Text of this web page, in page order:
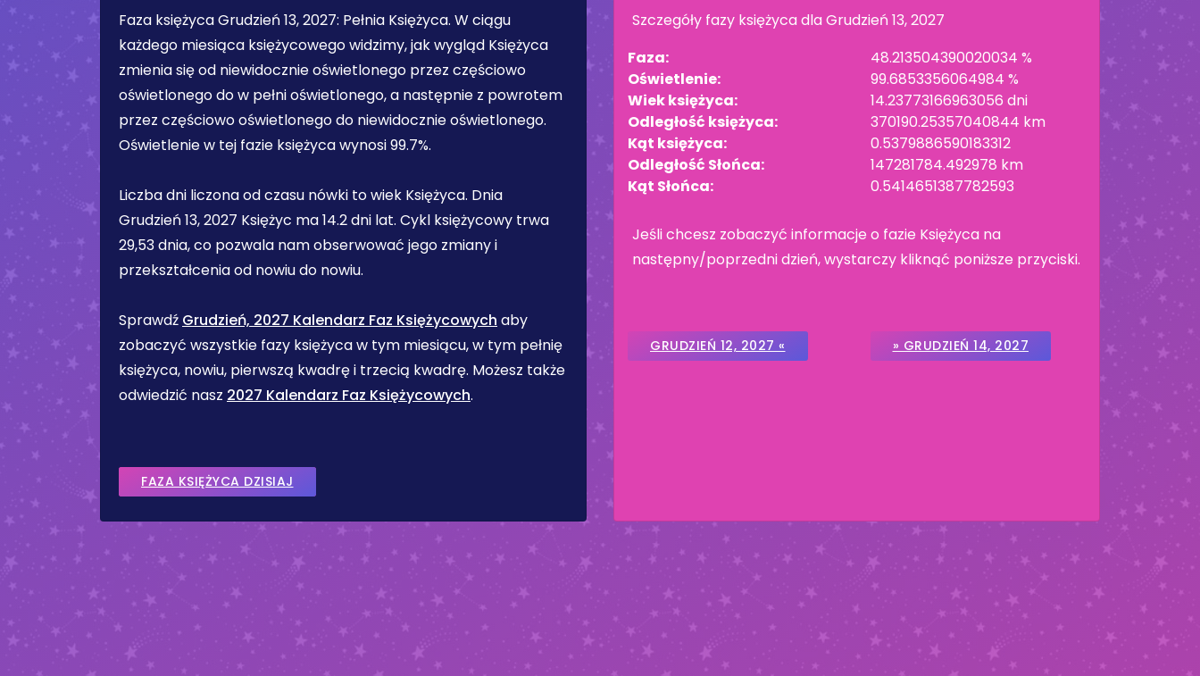
Faza księżycaGrudzień 13, 2027: Pełnia Księżyca. W ciągu
każdego miesiąca księżycowego widzimy, jak wygląd Księżyca
zmienia się od niewidocznie oświetlonego przez częściowo
oświetlonego do w pełni oświetlonego, a następnie z powrotem
przez częściowo oświetlonego do niewidocznie oświetlonego.
Oświetlenie w tej fazie księżyca wynosi99.7%.
Liczba dni liczona od czasu nówki to wiek Księżyca. Dnia
Grudzień 13, 2027 Księżyc ma14.2 dni lat. Cykl księżycowy trwa
29,53 dnia, co pozwala nam obserwować jego zmiany i
przekształcenia od nowiu do nowiu.
Sprawdź Grudzień, 2027 Kalendarz Faz Księżycowych aby
zobaczyć wszystkie fazy księżyca w tym miesiącu, w tym pełnię
księżyca, nowiu, pierwszą kwadrę i trzecią kwadrę. Możesz także
odwiedzić nasz 2027 Kalendarz Faz Księżycowych.
FAZA KSIĘŻYCA DZISIAJ
Szczegóły fazy księżyca dlaGrudzień 13, 2027
Faza:
48.213504390020034 %
Oświetlenie:
99.6853356064984 %
Wiek księżyca:
14.23773166963056 dni
Odległość księżyca:
370190.25357040844 km
Kąt księżyca:
0.5379886590183312
Odległość Słońca:
147281784.492978 km
Kąt Słońca:
0.5414651387782593
Jeśli chcesz zobaczyć informacje o fazie Księżyca na
następny/poprzedni dzień, wystarczy kliknąć poniższe przyciski.
GRUDZIEŃ 12, 2027 « » GRUDZIEŃ 14, 2027